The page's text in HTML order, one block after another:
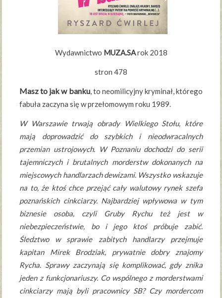
Wydawnictwo MUZA.SArok 2018
stron 478
Masz to jak w banku, to neomilicyjny kryminał, którego
fabuła zaczyna się w przełomowym roku 1989.
W Warszawie trwają obrady Wielkiego Stołu, które
mają doprowadzić do szybkich i nieodwracalnych
przemian ustrojowych. W Poznaniu dochodzi do serii
tajemniczych i brutalnych morderstw dokonanych na
miejscowych handlarzach dewizami. Wszystko wskazuje
na to, że ktoś chce przejąć cały walutowy rynek szefa
poznańskich cinkciarzy. Najbardziej wpływowa w tym
biznesie osoba, czyli Gruby Rychu też jest w
niebezpieczeństwie, bo i jego ktoś próbuje zabić.
Śledztwo w sprawie zabitych handlarzy przejmuje
kapitan Mirek Brodziak, prywatnie dobry znajomy
Rycha. Sprawy zaczynają się komplikować, gdy znika
jeden z funkcjonariuszy. Co wspólnego z morderstwami
cinkciarzy mają byli pracownicy SB? Czy mordercom